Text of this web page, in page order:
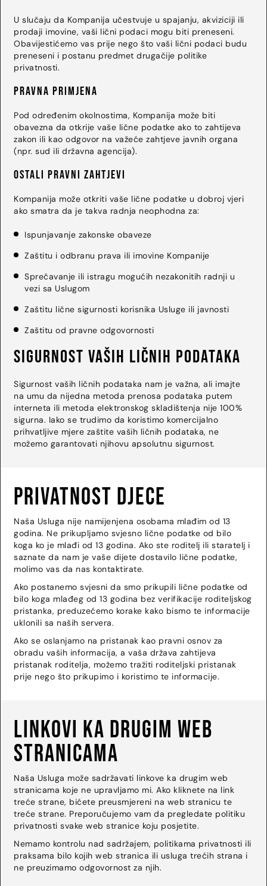
U slučaju da Kompanija učestvuje u spajanju, akviziciji ili
prodaji imovine, vaši lični podaci mogu biti preneseni.
Obavijestićemo vas prije nego što vaši lični podaci budu
preneseni i postanu predmet drugačije politike
privatnosti.
Pravna primjena
Pod određenim okolnostima, Kompanija može biti
obavezna da otkrije vaše lične podatke ako to zahtijeva
zakon ili kao odgovor na važeće zahtjeve javnih organa
(npr. sud ili državna agencija).
Ostali pravni zahtjevi
Kompanija može otkriti vaše lične podatke u dobroj vjeri
ako smatra da je takva radnja neophodna za:
Ispunjavanje zakonske obaveze
Zaštitu i odbranu prava ili imovine Kompanije
Sprečavanje ili istragu mogućih nezakonitih radnji u
vezi sa Uslugom
Zaštitu lične sigurnosti korisnika Usluge ili javnosti
Zaštitu od pravne odgovornosti
Sigurnost vaših ličnih podataka
Sigurnost vaših ličnih podataka nam je važna, ali imajte
na umu da nijedna metoda prenosa podataka putem
interneta ili metoda elektronskog skladištenja nije 100%
sigurna. Iako se trudimo da koristimo komercijalno
prihvatljive mjere zaštite vaših ličnih podataka, ne
možemo garantovati njihovu apsolutnu sigurnost.
Privatnost djece
Naša Usluga nije namijenjena osobama mlađim od 13
godina. Ne prikupljamo svjesno lične podatke od bilo
koga ko je mlađi od 13 godina. Ako ste roditelj ili staratelj i
saznate da nam je vaše dijete dostavilo lične podatke,
molimo vas da nas kontaktirate.
Ako postanemo svjesni da smo prikupili lične podatke od
bilo koga mlađeg od 13 godina bez verifikacije roditeljskog
pristanka, preduzećemo korake kako bismo te informacije
uklonili sa naših servera.
Ako se oslanjamo na pristanak kao pravni osnov za
obradu vaših informacija, a vaša država zahtijeva
pristanak roditelja, možemo tražiti roditeljski pristanak
prije nego što prikupimo i koristimo te informacije.
Linkovi ka drugim web
stranicama
Naša Usluga može sadržavati linkove ka drugim web
stranicama koje ne upravljamo mi. Ako kliknete na link
treće strane, bićete preusmjereni na web stranicu te
treće strane. Preporučujemo vam da pregledate politiku
privatnosti svake web stranice koju posjetite.
Nemamo kontrolu nad sadržajem, politikama privatnosti ili
praksama bilo kojih web stranica ili usluga trećih strana i
ne preuzimamo odgovornost za njih.